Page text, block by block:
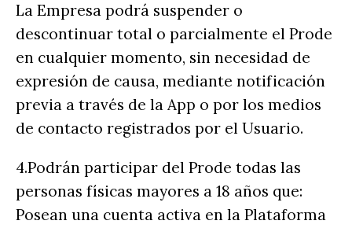
La Empresa podrá suspender o
descontinuar total o parcialmente el Prode
en cualquier momento, sin necesidad de
expresión de causa, mediante notificación
previa a través de la App o por los medios
de contacto registrados por el Usuario.
4.Podrán participar del Prode todas las
personas físicas mayores a 18 años que:
Posean una cuenta activa en la Plataforma